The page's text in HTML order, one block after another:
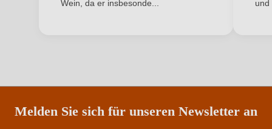
Region Niederösterreich
Wein, da er insbesonde...
und
Melden Sie sich für unseren Newsletter an